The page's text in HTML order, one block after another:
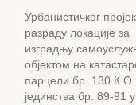
Урбанистичког
разраду локације за
изградњу
објектом на
парцели бр. 130
јединства бр. 89-91 у